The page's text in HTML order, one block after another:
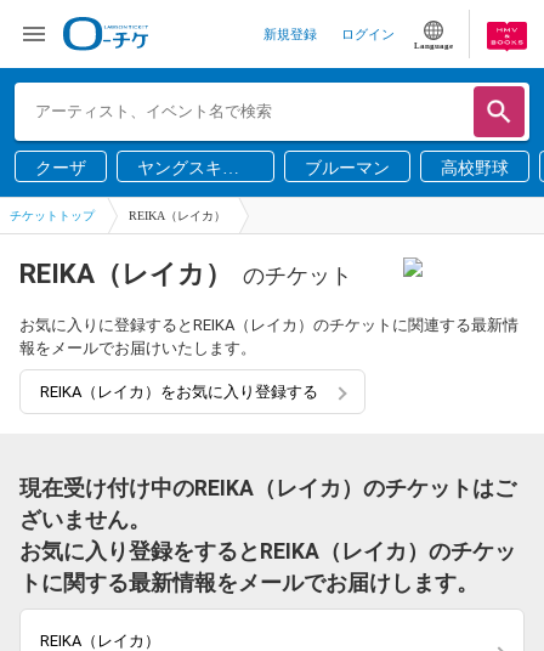
新規登録 ログイン
Language
クーザ
ヤングスキニ
ー
ブルーマン 高校野球
チケットトップ REIKA（レイカ）
REIKA（レイカ） のチケット
お気に入りに登録するとREIKA（レイカ）のチケットに関連する最新情
報をメールでお届けいたします。
REIKA（レイカ）をお気に入り登録する
現在受け付け中のREIKA（レイカ）のチケットはご
ざいません。
お気に入り登録をするとREIKA（レイカ）のチケッ
トに関する最新情報をメールでお届けします。
REIKA（レイカ）